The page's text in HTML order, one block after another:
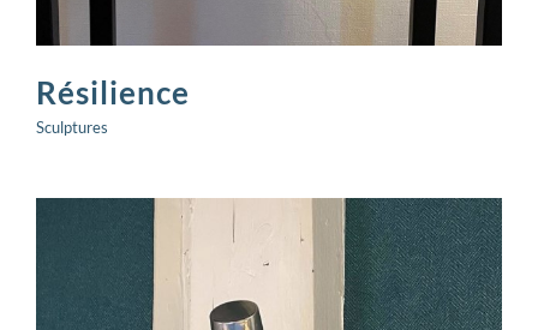
Résilience
Sculptures